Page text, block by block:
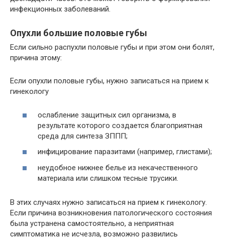
инфекционных заболеваний.
Опухли большие половые губы
Если сильно распухли половые губы и при этом они болят,
причина этому:
Если опухли половые губы, нужно записаться на прием к
гинекологу
ослабление защитных сил организма, в
результате которого создается благоприятная
среда для синтеза ЗППП;
инфицирование паразитами (например, глистами);
неудобное нижнее белье из некачественного
материала или слишком тесные трусики.
В этих случаях нужно записаться на прием к гинекологу.
Если причина возникновения патологического состояния
была устранена самостоятельно, а неприятная
симптоматика не исчезла, возможно развились